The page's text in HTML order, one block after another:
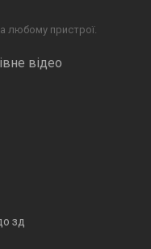
любому пристрої.
відео
зд